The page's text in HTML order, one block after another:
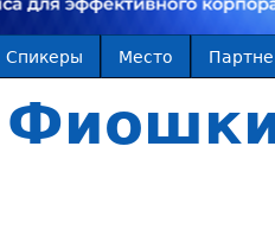
Спикеры Место